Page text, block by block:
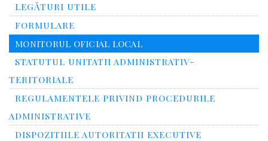
LEGĂTURI UTILE
FORMULARE
MONITORUL OFICIAL LOCAL
STATUTUL UNITATII ADMINISTRATIV-
TERITORIALE
REGULAMENTELE PRIVIND PROCEDURILE
ADMINISTRATIVE
DISPOZITIILE AUTORITATII EXECUTIVE